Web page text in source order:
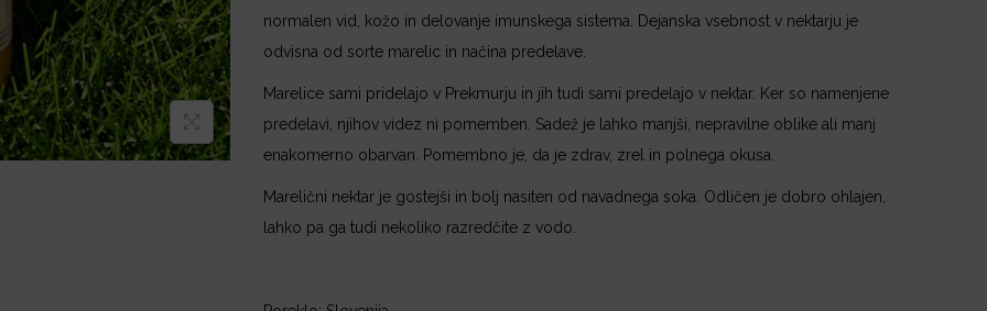
normalen vid, kožo in delovanje imunskega sistema. Dejanska vsebnost v nektarju je
odvisna od sorte marelic in načina predelave.
Marelice sami pridelajo v Prekmurju in jih tudi sami predelajo v nektar. Ker so namenjene
predelavi, njihov videz ni pomemben. Sadež je lahko manjši, nepravilne oblike ali manj
enakomerno obarvan. Pomembno je, da je zdrav, zrel in polnega okusa.
Marelični nektar je gostejši in bolj nasiten od navadnega soka. Odličen je dobro ohlajen,
lahko pa ga tudi nekoliko razredčite z vodo.